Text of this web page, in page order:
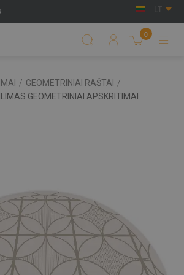
0
/ GEOMETRINIAI RAŠTAI
/
GEOMETRINIAI APSKRITIMAI